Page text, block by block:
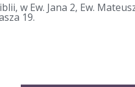
w Ew. Jana 2, Ew.
19.